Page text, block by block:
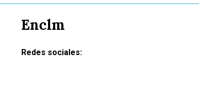
Enclm
Redes sociales: